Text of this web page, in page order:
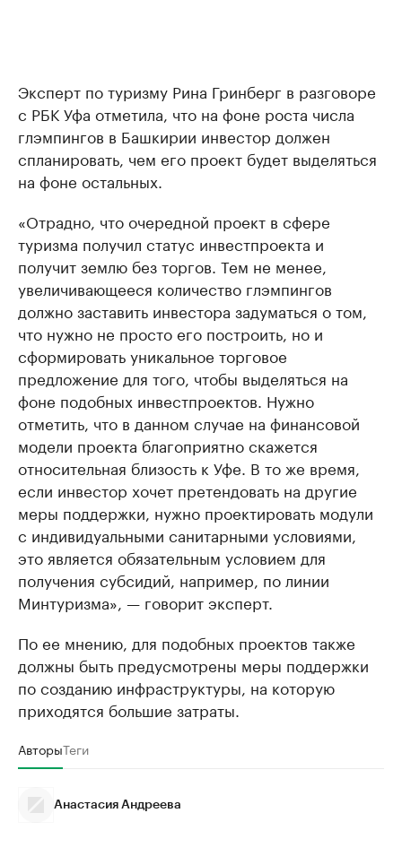
Эксперт по туризму Рина Гринберг в разговоре
с РБК Уфа отметила, что на фоне роста числа
глэмпингов в Башкирии инвестор должен
спланировать, чем его проект будет выделяться
на фоне остальных.
«Отрадно, что очередной проект в сфере
туризма получил статус инвестпроекта и
получит землю без торгов. Тем не менее,
увеличивающееся количество глэмпингов
должно заставить инвестора задуматься о том,
что нужно не просто его построить, но и
сформировать уникальное торговое
предложение для того, чтобы выделяться на
фоне подобных инвестпроектов. Нужно
отметить, что в данном случае на финансовой
модели проекта благоприятно скажется
относительная близость к Уфе. В то же время,
если инвестор хочет претендовать на другие
меры поддержки, нужно проектировать модули
с индивидуальными санитарными условиями,
это является обязательным условием для
получения субсидий, например, по линии
Минтуризма», — говорит эксперт.
По ее мнению, для подобных проектов также
должны быть предусмотрены меры поддержки
по созданию инфраструктуры, на которую
приходятся большие затраты.
АвторыТеги
Анастасия Андреева